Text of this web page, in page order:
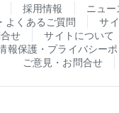
採用情報
ニュ
よくあるご質問
サ
せ
サイトについて
報保護・プライバシー
ご意見・お問合せ